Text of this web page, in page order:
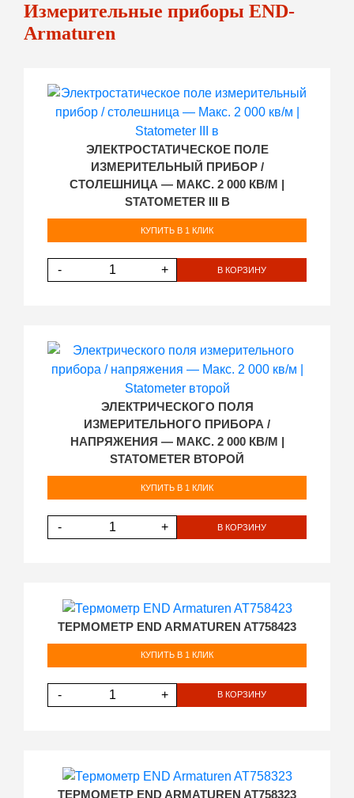
Измерительные приборы END-
Armaturen
ЭЛЕКТРОСТАТИЧЕСКОЕ ПОЛЕ
ИЗМЕРИТЕЛЬНЫЙ ПРИБОР /
СТОЛЕШНИЦА — МАКС. 2 000 КВ/М |
STATOMETER III В
КУПИТЬ В 1 КЛИК
- + В КОРЗИНУ
ЭЛЕКТРИЧЕСКОГО ПОЛЯ
ИЗМЕРИТЕЛЬНОГО ПРИБОРА /
НАПРЯЖЕНИЯ — МАКС. 2 000 КВ/М |
STATOMETER ВТОРОЙ
КУПИТЬ В 1 КЛИК
- + В КОРЗИНУ
ТЕРМОМЕТР END ARMATUREN AT758423
КУПИТЬ В 1 КЛИК
- + В КОРЗИНУ
ТЕРМОМЕТР END ARMATUREN AT758323